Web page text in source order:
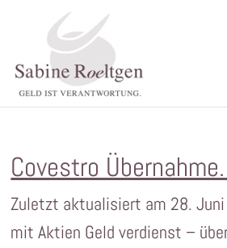
Covestro
Zuletzt aktualisiert am 28. Juni
mit Aktien Geld verdienst –